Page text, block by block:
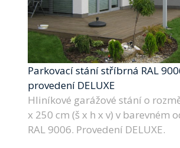
Parkovací stání stříbrná RAL
provedení DELUXE
Hliníkové garážové stání o
x 250 cm (š x h x v) v barevném
RAL 9006. Provedení DELUXE.